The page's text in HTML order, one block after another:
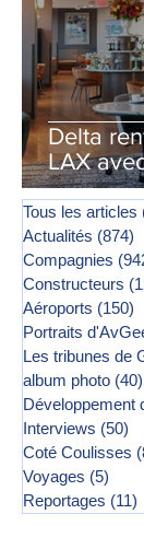
Delta
LAX
salon
Tous les articles
Actualités (874)
Compagnies
Constructeurs
Aéroports (150)
Portraits
Les tribunes de
album photo (40)
Développement
Interviews (50)
Coté Coulisses
Voyages (5)
Reportages (11)